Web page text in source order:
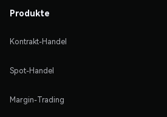
Produkte
Kontrakt-Handel
Spot-Handel
Margin-Trading